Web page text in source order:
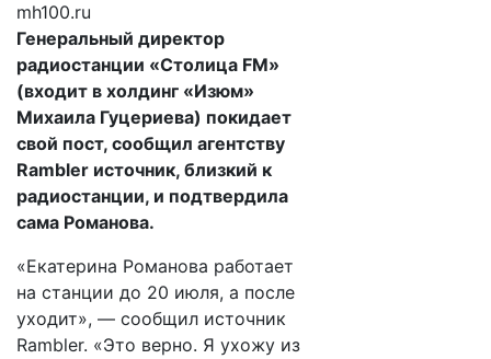
mh100.ru
Генеральный директор
радиостанции «Столица FM»
(входит в холдинг «Изюм»
Михаила Гуцериева) покидает
свой пост, сообщил агентству
Rambler источник, близкий к
радиостанции, и подтвердила
сама Романова.
«Екатерина Романова работает
на станции до 20 июля, а после
уходит», — сообщил источник
Rambler. «Это верно. Я ухожу из